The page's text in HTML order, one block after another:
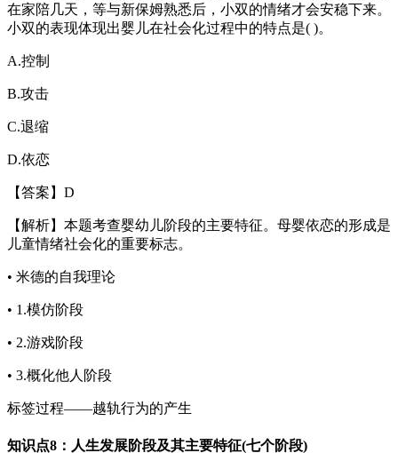
在家陪几天，等与新保姆熟悉后，小双的情绪才会安稳下来。
小双的表现体现出婴儿在社会化过程中的特点是( )。
A.控制
B.攻击
C.退缩
D.依恋
【答案】D
【解析】本题考查婴幼儿阶段的主要特征。母婴依恋的形成是
儿童情绪社会化的重要标志。
• 米德的自我理论
• 1.模仿阶段
• 2.游戏阶段
• 3.概化他人阶段
标签过程——越轨行为的产生
知识点8：人生发展阶段及其主要特征(七个阶段)